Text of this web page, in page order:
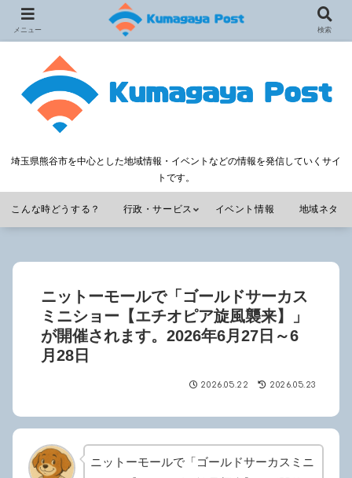
埼玉県熊谷市を中心とした地域情報・イベントなどの情報を発信していくサイ
トです。
こんな時どうする？ 行政・サービス イベント情報 地域ネタ
ニットーモールで「ゴールドサーカス
ミニショー【エチオピア旋風襲来】」
が開催されます。2026年6月27日～6
月28日
2026.05.22 2026.05.23
ニットーモールで「ゴールドサーカスミニ
メニュー 検索